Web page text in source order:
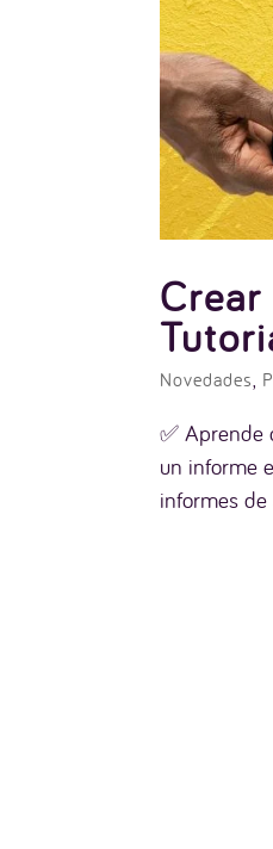
Novedades
✅ Aprende
un informe
informes de